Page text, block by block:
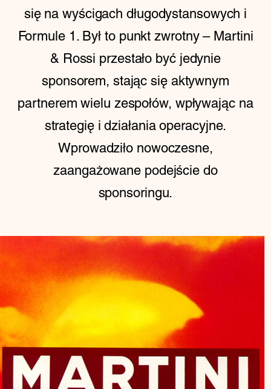
się na wyścigach długodystansowych i
Formule 1. Był to punkt zwrotny – Martini
& Rossi przestało być jedynie
sponsorem, stając się aktywnym
partnerem wielu zespołów, wpływając na
strategię i działania operacyjne.
Wprowadziło nowoczesne,
zaangażowane podejście do
sponsoringu.